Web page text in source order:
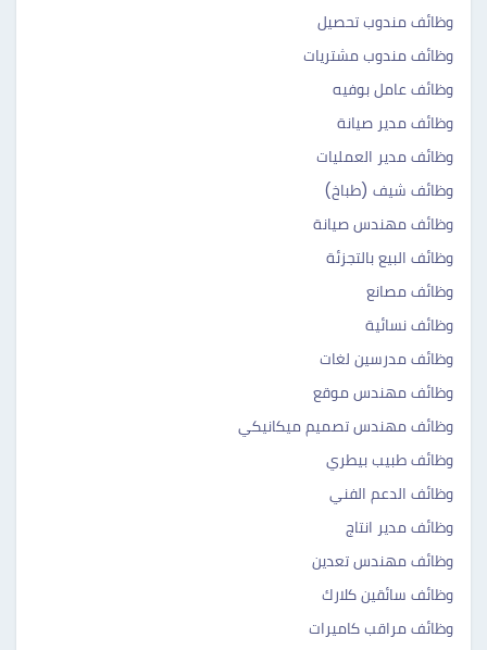
وظائف مندوب تحصيل
وظائف مندوب مشتريات
وظائف عامل بوفيه
وظائف مدير صيانة
وظائف مدير العمليات
وظائف شيف (طباخ)
وظائف مهندس صيانة
وظائف البيع بالتجزئة
وظائف مصانع
وظائف نسائية
وظائف مدرسين لغات
وظائف مهندس موقع
وظائف مهندس تصميم ميكانيكي
وظائف طبيب بيطري
وظائف الدعم الفني
وظائف مدير انتاج
وظائف مهندس تعدين
وظائف سائقين كلارك
وظائف مراقب كاميرات